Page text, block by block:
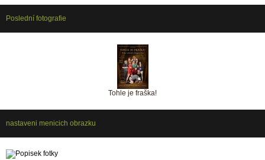
Poslední fotografie
Tohle je fraška!
nastaveni menicich obrazku